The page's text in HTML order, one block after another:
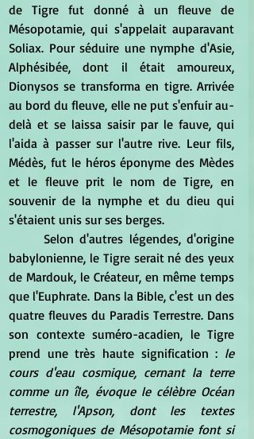
de Tigre fut donné à un fleuve de
Mésopotamie, qui s'appelait auparavant
Soliax. Pour séduire une nymphe d'Asie,
Alphésibée, dont il était amoureux,
Dionysos se transforma en tigre. Arrivée
au bord du fleuve, elle ne put s'enfuir au-
delà et se laissa saisir par le fauve, qui
l'aida à passer sur l'autre rive. Leur fils,
Médès, fut le héros éponyme des Mèdes
et le fleuve prit le nom de Tigre, en
souvenir de la nymphe et du dieu qui
s'étaient unis sur ses berges.
babylonienne, le Tigre serait né des yeux
de Mardouk, le Créateur, en même temps
que l'Euphrate. Dans la Bible, c'est un des
quatre fleuves du Paradis Terrestre. Dans
son contexte suméro-acadien, le Tigre
prend une très haute signification : le
cours d'eau cosmique, cernant la terre
comme un île, évoque le célèbre Océan
terrestre, l'Apson, dont les textes
cosmogoniques de Mésopotamie font si